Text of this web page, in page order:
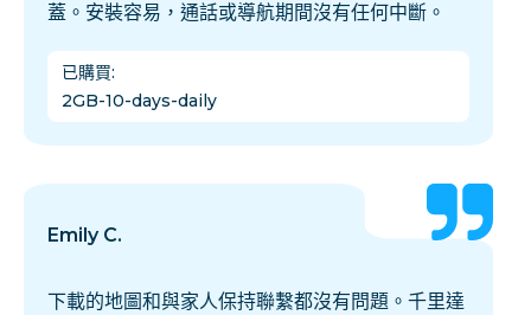
蓋。安裝容易，通話或導航期間沒有任何中斷。
已購買:
2GB-10-days-daily
Emily C.
下載的地圖和與家人保持聯繫都沒有問題。千里達